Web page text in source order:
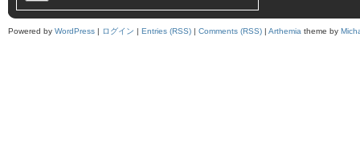
Powered by WordPress | ログイン | Entries (RSS) | Comments (RSS) | Arthemia theme by